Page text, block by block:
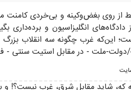
از روی بغض‌و‌کینه و بی‌خردی کامنت
دادگاه‌های انگلیزاسیون و
این‌که غرب چگونه سه انقلاب بزرگ
ملت - در مقابل استیت سنتی -